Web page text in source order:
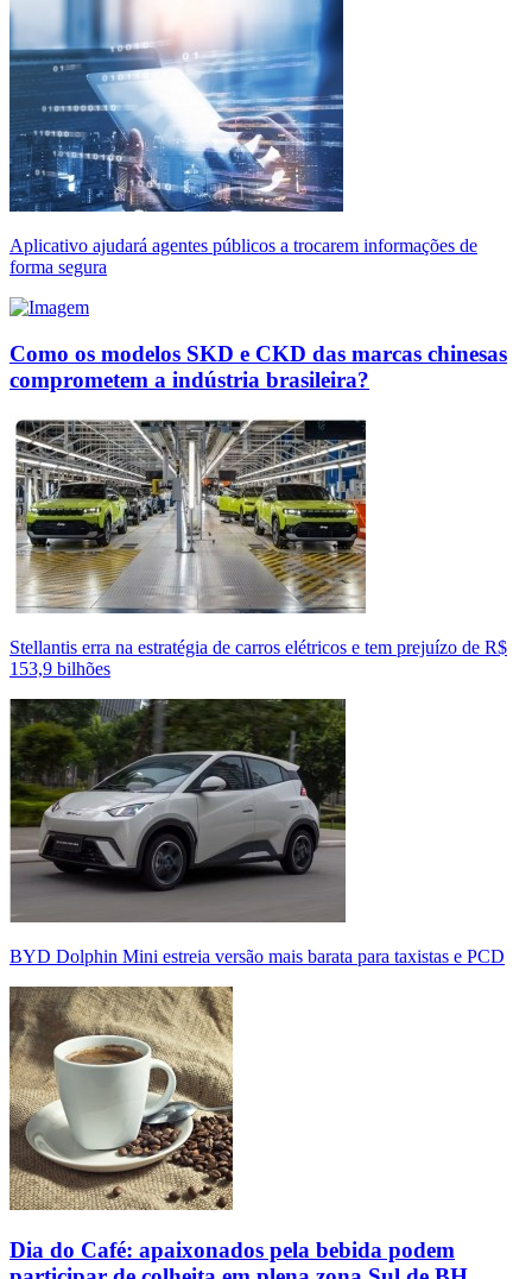
Aplicativo ajudará agentes públicos a trocarem informações de
forma segura
Como os modelos SKD e CKD das marcas chinesas
comprometem a indústria brasileira?
Stellantis erra na estratégia de carros elétricos e tem prejuízo de R$
153,9 bilhões
BYD Dolphin Mini estreia versão mais barata para taxistas e PCD
Dia do Café: apaixonados pela bebida podem